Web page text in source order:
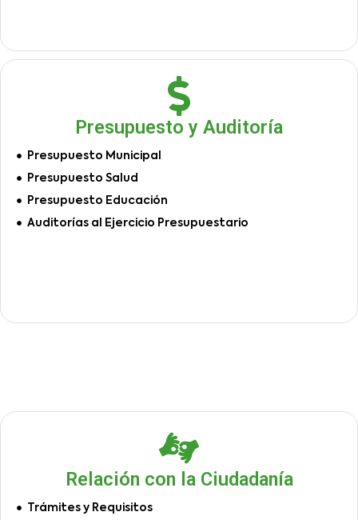
Presupuesto y Auditoría
Presupuesto Municipal
Presupuesto Salud
Presupuesto Educación
Auditorías al Ejercicio Presupuestario
Relación con la Ciudadanía
Trámites y Requisitos